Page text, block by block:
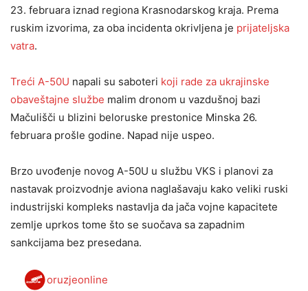
23. februara iznad regiona Krasnodarskog kraja. Prema
ruskim izvorima, za oba incidenta okrivljena je prijateljska
vatra.
Treći A-50U napali su saboteri koji rade za ukrajinske
obaveštajne službe malim dronom u vazdušnoj bazi
Mačulišči u blizini beloruske prestonice Minska 26.
februara prošle godine. Napad nije uspeo.
Brzo uvođenje novog A-50U u službu VKS i planovi za
nastavak proizvodnje aviona naglašavaju kako veliki ruski
industrijski kompleks nastavlja da jača vojne kapacitete
zemlje uprkos tome što se suočava sa zapadnim
sankcijama bez presedana.
oruzjeonline